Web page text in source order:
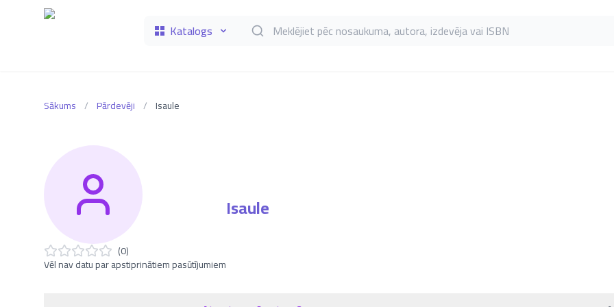
Katalogs Meklēt grāmatas pēc nosaukuma, autora, izdevēja vai ISBN
Sākums / Pārdevēji / Isaule
(0)
Vēl nav datu par apstiprinātiem pasūtījumiem
Isaule